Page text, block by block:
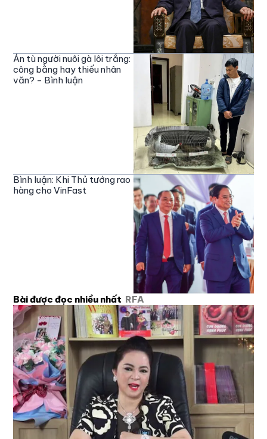
Án tù người nuôi gà lôi trắng:
công bằng hay thiếu nhân
văn? - Bình luận
Bình luận: Khi Thủ tướng rao
hàng cho VinFast
Bài được đọc nhiều nhất RFA